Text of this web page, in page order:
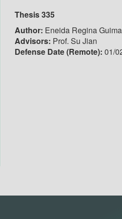
Thesis 335
Author: Eneida Regina
Advisors: Prof. Su Jian
Defense Date (Remote): 01/